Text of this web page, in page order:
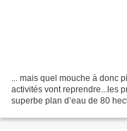
... mais quel mouche à donc
activités vont reprendre...les
superbe plan d’eau de 80